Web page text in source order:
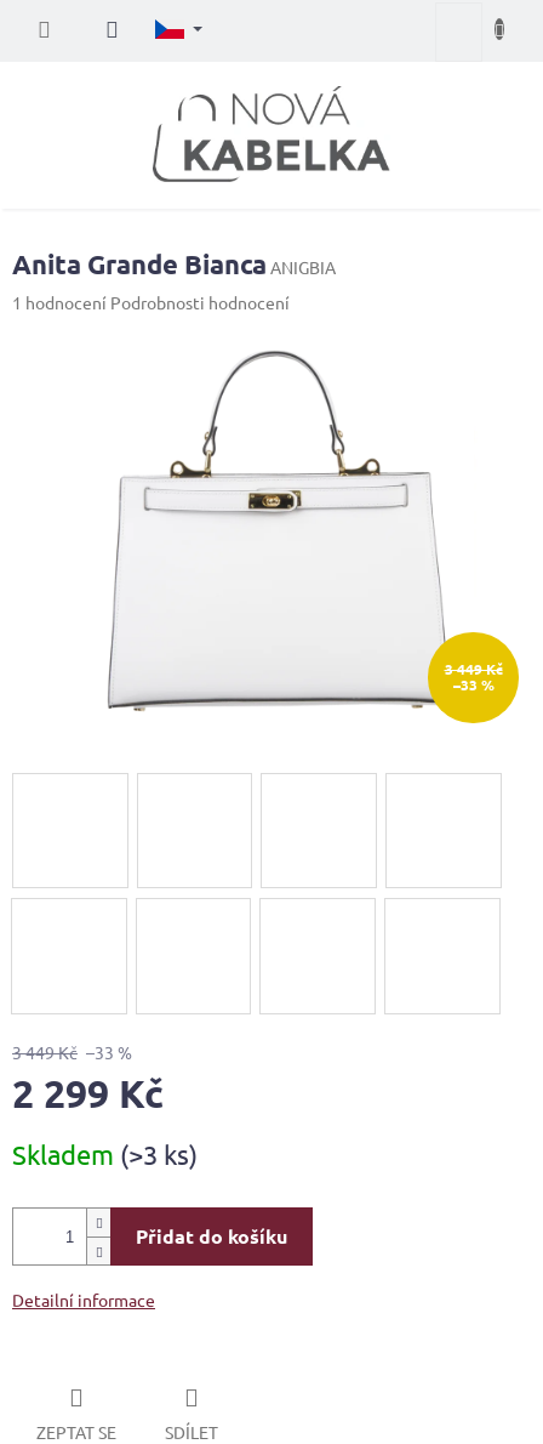
Nákupní
Anita Grande Bianca ANIGBIA
Průměrné
1 hodnocení Podrobnosti hodnocení
3 449 Kč
–33 %
3 449 Kč –33 %
2 299 Kč
cena:
Skladem (>3 ks)
Přidat do košíku
Detailní informace
ZEPTAT SE SDÍLET